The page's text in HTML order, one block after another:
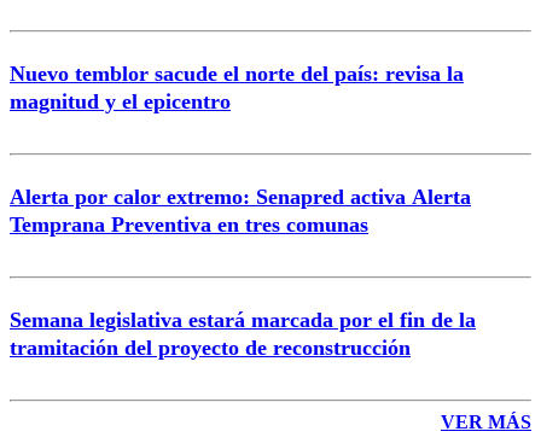
Nuevo temblor sacude el norte del país: revisa la
magnitud y el epicentro
Alerta por calor extremo: Senapred activa Alerta
Temprana Preventiva en tres comunas
Semana legislativa estará marcada por el fin de la
tramitación del proyecto de reconstrucción
VER MÁS